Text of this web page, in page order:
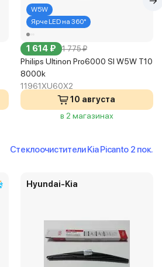
W5W
Ярче LED на 360°
1 614 ₽ 1 775 ₽
Philips Ultinon Pro6000 Sl W5W T10
8000k
11961XU60X2
10 августа
в 2 магазинах
Стеклоочистители Kia Picanto 2 пок.
Hyundai-Kia